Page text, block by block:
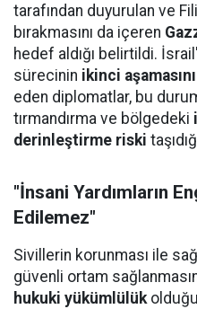
tarafından duyurulan ve
bırakmasını da içeren
hedef aldığı belirtildi.
sürecinin ikinci
eden diplomatlar, bu
tırmandırma ve bölgedeki
derinleştirme riski
"İnsani Yardımların
Edilemez"
Sivillerin korunması ile
güvenli ortam
hukuki yükümlülük